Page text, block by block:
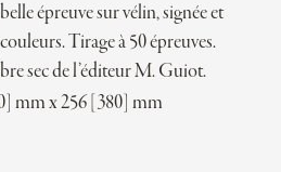
épreuve sur vélin, signée et
Tirage à 50 épreuves.
sec de l’éditeur M. Guiot.
mm x 256 [380] mm